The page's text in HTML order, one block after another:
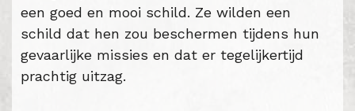
een goed en mooi schild. Ze wilden een
schild dat hen zou beschermen tijdens hun
gevaarlijke missies en dat er tegelijkertijd
prachtig uitzag.